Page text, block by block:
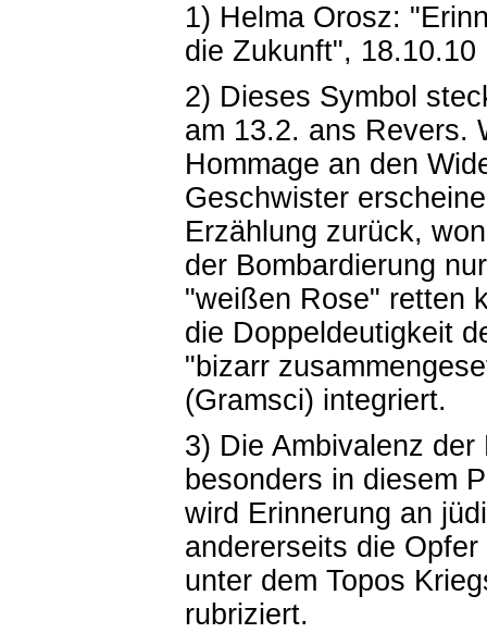
1) Helma Orosz:
die Zukunft", 18.10.10
2) Dieses Symbol
am 13.2. ans Revers.
Hommage an den
Geschwister
Erzählung zurück,
der Bombardierung
"weißen Rose" retten
die Doppeldeutigkeit
"bizarr
(Gramsci) integriert.
3) Die Ambivalenz
besonders in diesem
wird Erinnerung an
andererseits die
unter dem Topos
rubriziert.